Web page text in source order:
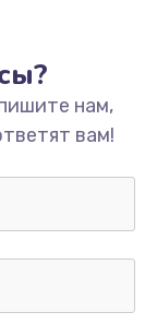
нам,
вам!